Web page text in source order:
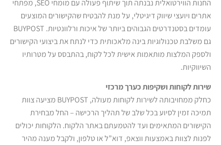
החנות הווירטואלית נבנתה תוך שיתוף פעולה עם מומחי SEO, מפתחי
אתרים ויועצי שיווק דיגיטלי, על מנת להבטיח שהקישורים המוצעים
עומדים בסטנדרטים הגבוהים ביותר של איכות ורלוונטיות. BUYPOST
גם משלבת טכנולוגיות בינה מלאכותית כדי לנתח את ביצועי הקישורים
ולספק המלצות מותאמות אישית לכל לקוח, בהתבסס על מטרותיו
השיווקיות.
שירות לקוחות ושקיפות כערך מרכזי
כחלק ממחויבותה לשירות לקוחות מעולה, BUYPOST מציעה צוות
תמיכה זמין לסיוע בכל שלב של תהליך הרכישה – החל מבחירת
הקישורים המתאימים ועד להטמעתם באתר הלקוח. הלקוחות יכולים
לפנות לצוות באמצעות ווצאפ, דוא”ל או טלפון, ולקבל מענה מהיר